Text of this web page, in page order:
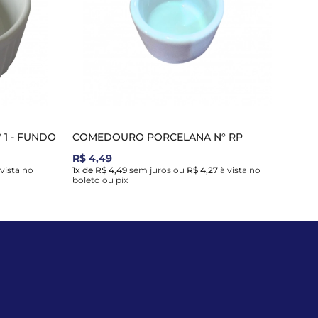
1 - FUNDO
no
COMEDOURO PORCELANA N° RP
R$ 4,49
1x de R$ 4,49 sem juros ou R$ 4,27 à vista no
boleto ou pix